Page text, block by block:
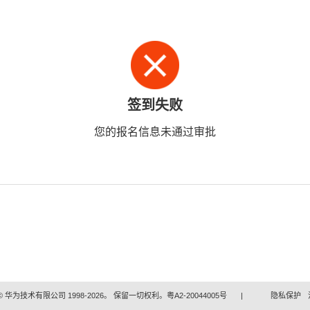
签到失败
您的报名信息未通过审批
华为技术有限公司 1998-2026。 保留一切权利。粤A2-20044005号 | 隐私保护